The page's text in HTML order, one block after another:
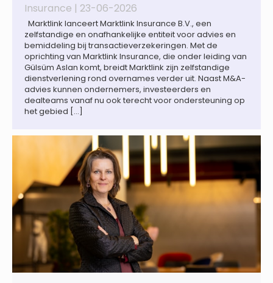
Insurance | 23-06-2026
Marktlink lanceert Marktlink Insurance B.V., een
zelfstandige en onafhankelijke entiteit voor advies en
bemiddeling bij transactieverzekeringen. Met de
oprichting van Marktlink Insurance, die onder leiding van
Gülsüm Aslan komt, breidt Marktlink zijn zelfstandige
dienstverlening rond overnames verder uit. Naast M&A-
advies kunnen ondernemers, investeerders en
dealteams vanaf nu ook terecht voor ondersteuning op
het gebied […]